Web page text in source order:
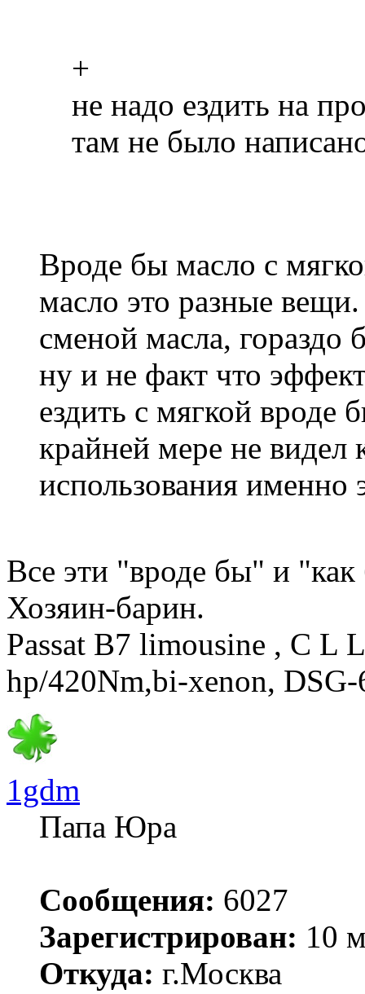
+
не надо ездить на
там не было
Вроде бы масло с
масло это разные
сменой масла, гораздо
ну и не факт что
ездить с мягкой
крайней мере не видел
использования именно
Все эти "вроде бы" и
Хозяин-барин.
Passat B7 limousine , C L
hp/420Nm,bi-xenon,
1gdm
Папа Юра
Сообщения: 6027
Зарегистрирован: 10
Откуда: г.Москва